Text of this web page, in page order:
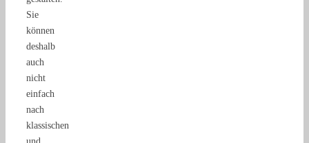
Sie
können
deshalb
auch
nicht
einfach
nach
klassischen